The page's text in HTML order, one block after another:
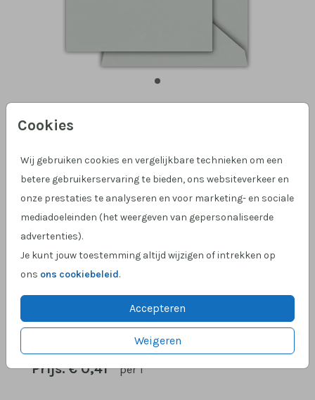
Cookies
Wij gebruiken cookies en vergelijkbare technieken om een
betere gebruikerservaring te bieden, ons websiteverkeer en
onze prestaties te analyseren en voor marketing- en sociale
mediadoeleinden (het weergeven van gepersonaliseerde
advertenties).
Je kunt jouw toestemming altijd wijzigen of intrekken op
ons ons cookiebeleid.
Accepteren
Weigeren
Lichtgrijs 15 X 11
Helaas is dit product tijdelijk uitverkocht!
Heb je vragen? Neem dan contact met ons op.
Hulp nodig?
Klantcijfer 4,9 op Google!
Prijs:€ 0,41 per 1